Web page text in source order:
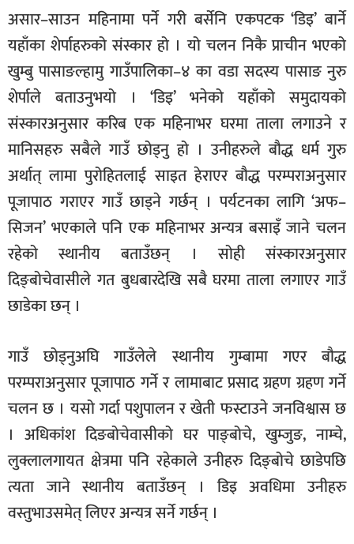
स्वास्थ्य
असार–साउन महिनामा पर्ने गरी बर्सेनि एकपटक ‘डिइ’ बार्ने
यहाँका शेर्पाहरुको संस्कार हो । यो चलन निकै प्राचीन भएको
खुम्बु पासाङल्हामु गाउँपालिका–४ का वडा सदस्य पासाङ नुरु
शेर्पाले बताउनुभयो । ‘डिइ’ भनेको यहाँको समुदायको
संस्कारअनुसार करिब एक महिनाभर घरमा ताला लगाउने र
मानिसहरु सबैले गाउँ छोड्नु हो । उनीहरुले बौद्ध धर्म गुरु
अर्थात् लामा पुरोहितलाई साइत हेराएर बौद्ध परम्पराअनुसार
पूजापाठ गराएर गाउँ छाड्ने गर्छन् । पर्यटनका लागि ‘अफ–
सिजन’ भएकाले पनि एक महिनाभर अन्यत्र बसाइँ जाने चलन
रहेको स्थानीय बताउँछन् । सोही संस्कारअनुसार
दिङ्बोचेवासीले गत बुधबारदेखि सबै घरमा ताला लगाएर गाउँ
छाडेका छन् ।
गाउँ छोड्नुअघि गाउँलेले स्थानीय गुम्बामा गएर बौद्ध
परम्पराअनुसार पूजापाठ गर्ने र लामाबाट प्रसाद ग्रहण ग्रहण गर्ने
चलन छ । यसो गर्दा पशुपालन र खेती फस्टाउने जनविश्वास छ
। अधिकांश दिङबोचेवासीको घर पाङ्बोचे, खुम्जुङ, नाम्चे,
लुक्लालगायत क्षेत्रमा पनि रहेकाले उनीहरु दिङ्बोचे छाडेपछि
त्यता जाने स्थानीय बताउँछन् । डिइ अवधिमा उनीहरु
वस्तुभाउसमेत् लिएर अन्यत्र सर्ने गर्छन् ।